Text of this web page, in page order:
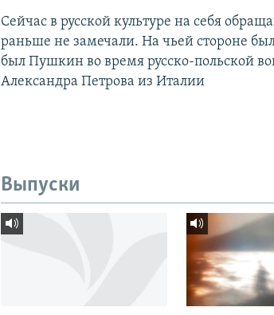
Сейчас в русской культуре на себя
раньше не замечали. На чьей стороне
был Пушкин во время русско-польской
Александра Петрова из Италии
Выпуски